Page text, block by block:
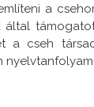
a
által
a cseh